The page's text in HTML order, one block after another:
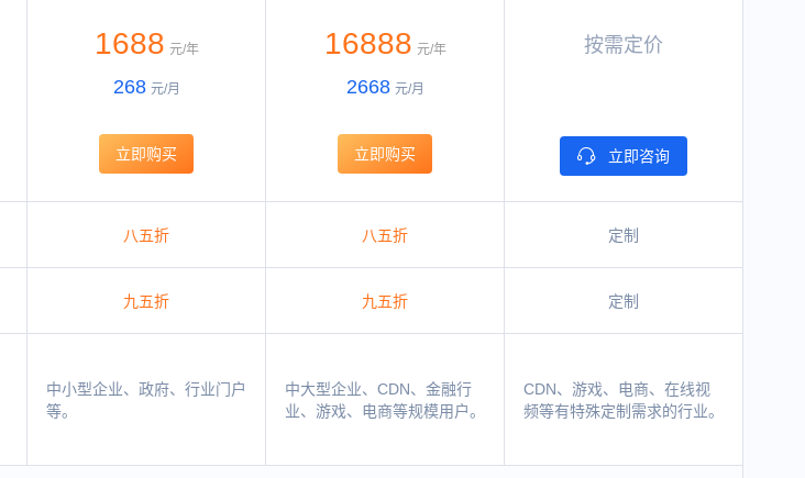
1688 元/年
268 元/月
立即购买
16888 元/年
2668 元/月
立即购买
按需定价
立即咨询
八五折 八五折 定制
九五折 九五折 定制
中小型企业、政府、行业门户
等。
中大型企业、CDN、金融行
业、游戏、电商等规模用户。
CDN、游戏、电商、在线视
频等有特殊定制需求的行业。